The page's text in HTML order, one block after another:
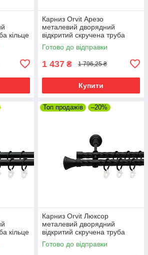
кільце
Карниз Orvit Арезо
металевий дворядний
відкритий скручена труба
кільце металеве Чорний
Оксамит 19\19 мм 300 см
Готово до відправки
1 437 ₴ 1 796,25 ₴
Купити
кільце
Топ продажів –20%
Карниз Orvit Люксор
металевий дворядний
відкритий скручена труба
кільце металеве Чорний
Оксамит 19\19 мм 300 см
Готово до відправки